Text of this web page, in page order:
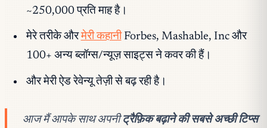
~250,000 प्रति माह है।
मेरे तरीके औरमेरी कहानीForbes, Mashable, Inc और
100+ अन्य ब्लॉग्स/न्यूज़ साइट्स ने कवर की हैं।
और मेरी ऐड रेवेन्यू तेज़ी से बढ़ रही है।
आज मैं आपके साथ अपनीट्रैफ़िक बढ़ाने की सबसे अच्छी टिप्स